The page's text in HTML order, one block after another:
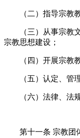
（二）指导宗教
（三）从事宗
宗教思想建设；
（四）开展宗教
（五）认定、管
（六）法律、法
第十一条 宗教团